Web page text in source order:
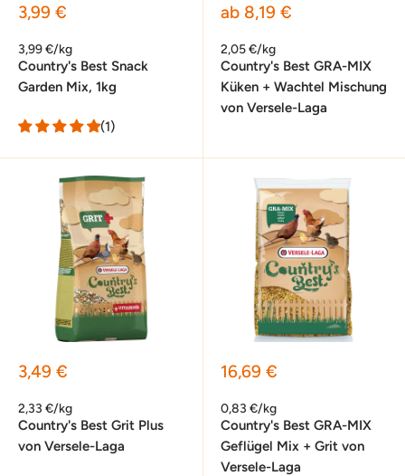
Sonderpreis
3,99 €
3,99 €/kg
Country's Best Snack
Garden Mix, 1kg
(1)
Sonderpreis
ab 8,19 €
2,05 €/kg
Country's Best GRA-MIX
Küken + Wachtel Mischung
von Versele-Laga
Sonderpreis
3,49 €
2,33 €/kg
Country's Best Grit Plus
von Versele-Laga
Sonderpreis
16,69 €
0,83 €/kg
Country's Best GRA-MIX
Geflügel Mix + Grit von
Versele-Laga